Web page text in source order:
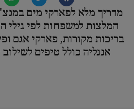
מדריך מלא לפארקי מים
המלצות למשפחות לפי גילי
בריכות מקורות, פארקי אגם
אנגליה כולל טיפים